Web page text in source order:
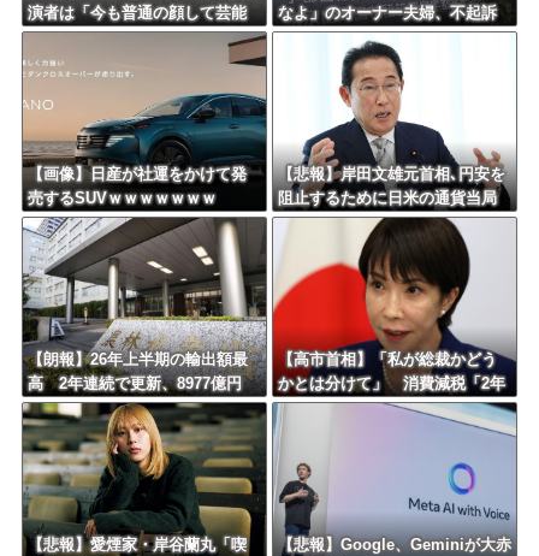
演者は「今も普通の顔して芸能
活動してる」ネット「受信料を
取るくらいなら詳細を伝えよ」
なよ」のオーナー夫婦、不起訴
ｗｗｗｗｗｗｗｗ
【画像】日産が社運をかけて発
売するSUVｗｗｗｗｗｗｗ
【悲報】岸田文雄元首相､円安を
阻止するために日米の通貨当局
が実施した為替介入は｢一時しの
ぎに過ぎない｣との認識を示す
【朗報】26年上半期の輸出額最
高 2年連続で更新、8977億円
農水省「インバウンドの増加に
伴い、日本食の認知度が向上」
【高市首相】「私が総裁かどう
かとは分けて」 消費減税「2年
後に私の責任で戻す」発言を説
明
【悲報】愛煙家・岸谷蘭丸「喫
【悲報】Google、Geminiが大赤